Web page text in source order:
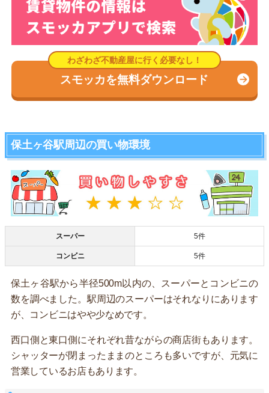
スモッカを無料ダウンロード
保土ヶ谷駅周辺の買い物環境
スーパー 5件
コンビニ 5件
保土ヶ谷駅から半径500m以内の、スーパーとコンビニの
数を調べました。駅周辺のスーパーはそれなりにあります
が、コンビニはやや少なめです。
西口側と東口側にそれぞれ昔ながらの商店街もあります。
シャッターが閉まったままのところも多いですが、元気に
営業しているお店もあります。